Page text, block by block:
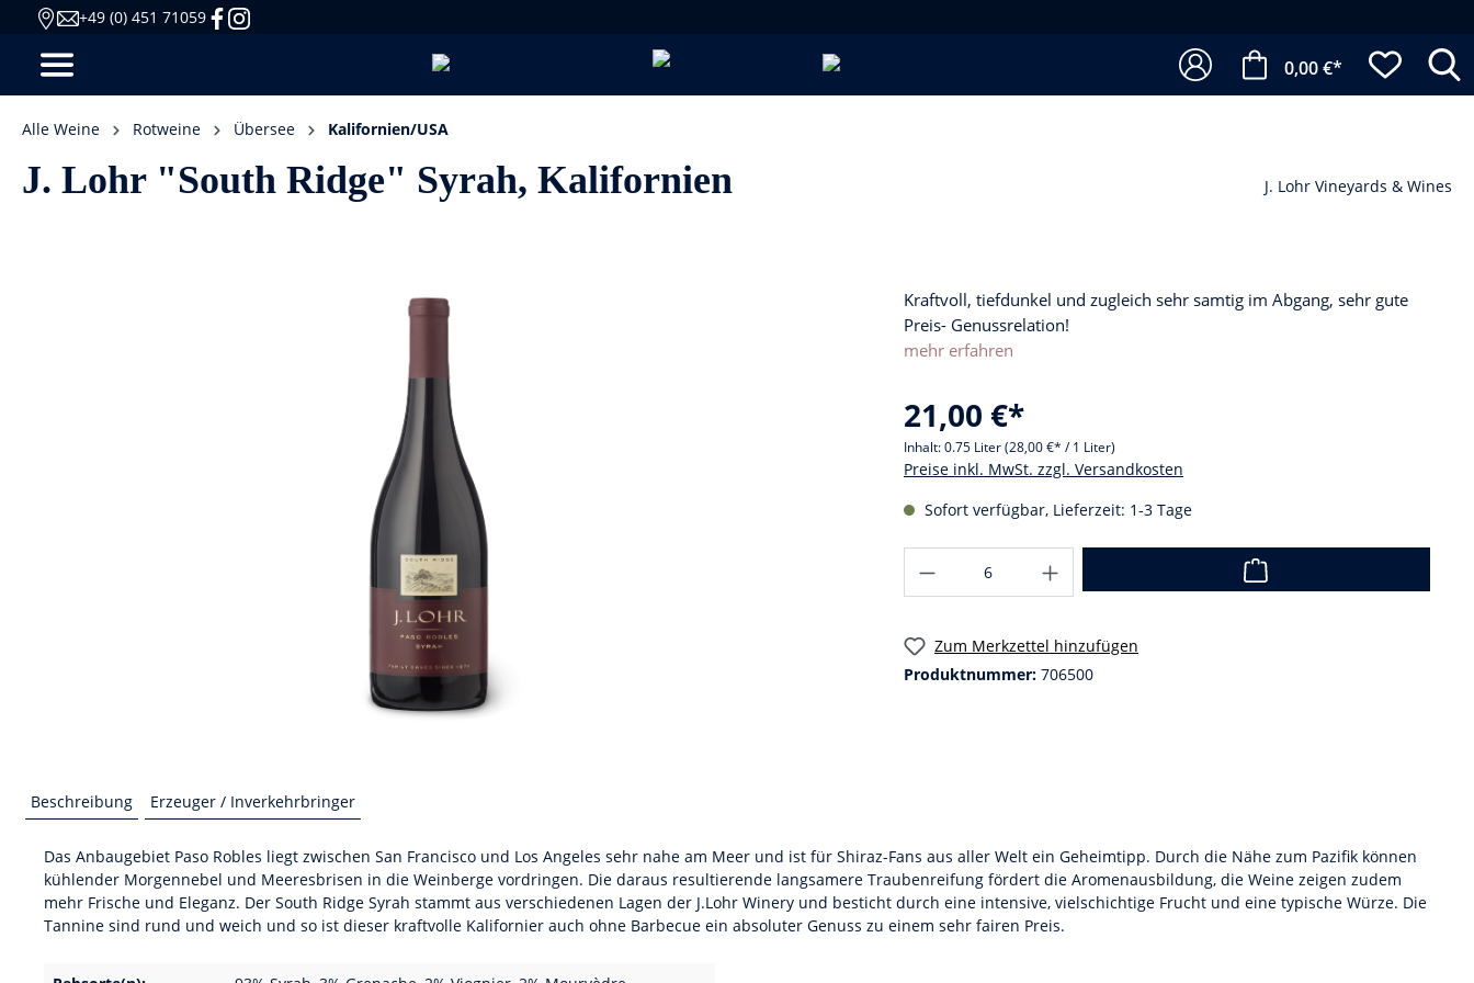
+49 (0) 451 71059
0,00 €*
Alle Weine Rotweine Übersee Kalifornien/USA
J. Lohr "South Ridge" Syrah, Kalifornien J. Lohr Vineyards & Wines
Kraftvoll, tiefdunkel und zugleich sehr samtig im Abgang, sehr gute
Preis- Genussrelation!
mehr erfahren
21,00 €*
Inhalt:0.75 Liter(28,00 €* / 1 Liter)
Preise inkl. MwSt. zzgl. Versandkosten
Sofort verfügbar, Lieferzeit: 1-3 Tage
Zum Merkzettel hinzufügen
Produktnummer: 706500
Beschreibung Erzeuger / Inverkehrbringer
Das Anbaugebiet Paso Robles liegt zwischen San Francisco und Los Angeles sehr nahe am Meer und ist für Shiraz-Fans aus aller Welt ein Geheimtipp. Durch die Nähe zum Pazifik können
kühlender Morgennebel und Meeresbrisen in die Weinberge vordringen. Die daraus resultierende langsamere Traubenreifung fördert die Aromenausbildung, die Weine zeigen zudem
mehr Frische und Eleganz. Der South Ridge Syrah stammt aus verschiedenen Lagen der J.Lohr Winery und besticht durch eine intensive, vielschichtige Frucht und eine typische Würze. Die
Tannine sind rund und weich und so ist dieser kraftvolle Kalifornier auch ohne Barbecue ein absoluter Genuss zu einem sehr fairen Preis.